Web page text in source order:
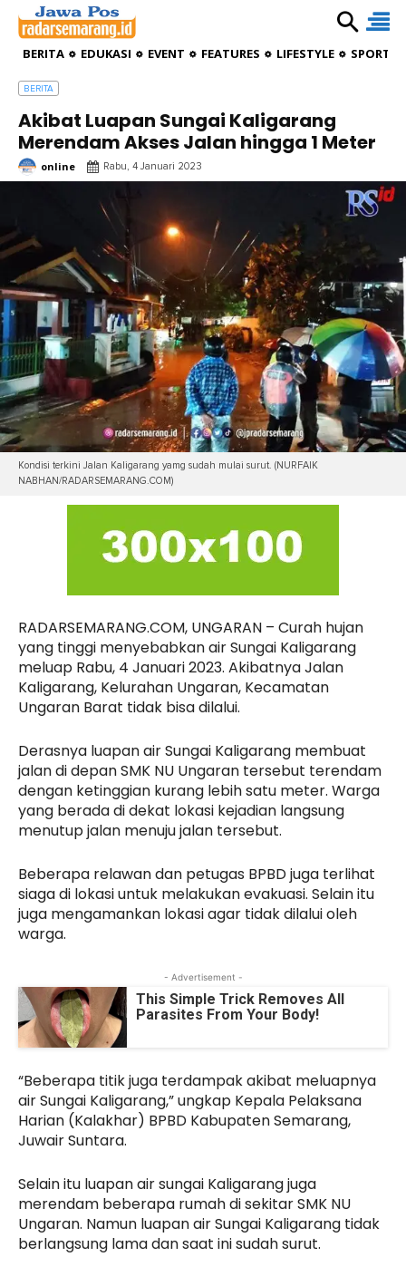
BERITA EDUKASI EVENT FEATURES LIFESTYLE
BERITA
Akibat Luapan Sungai Kaligarang
Merendam Akses Jalan hingga 1 Meter
online Rabu, 4 Januari 2023
Kondisi terkini Jalan Kaligarang yamg sudah mulai surut. (NURFAIK
NABHAN/RADARSEMARANG.COM)
RADARSEMARANG.COM, UNGARAN – Curah hujan
yang tinggi menyebabkan air Sungai Kaligarang
meluap Rabu, 4 Januari 2023. Akibatnya Jalan
Kaligarang, Kelurahan Ungaran, Kecamatan
Ungaran Barat tidak bisa dilalui.
Derasnya luapan air Sungai Kaligarang membuat
jalan di depan SMK NU Ungaran tersebut terendam
dengan ketinggian kurang lebih satu meter. Warga
yang berada di dekat lokasi kejadian langsung
menutup jalan menuju jalan tersebut.
Beberapa relawan dan petugas BPBD juga terlihat
siaga di lokasi untuk melakukan evakuasi. Selain itu
juga mengamankan lokasi agar tidak dilalui oleh
warga.
- Advertisement -
This Simple Trick Removes All
Parasites From Your Body!
“Beberapa titik juga terdampak akibat meluapnya
air Sungai Kaligarang,” ungkap Kepala Pelaksana
Harian (Kalakhar) BPBD Kabupaten Semarang,
Juwair Suntara.
Selain itu luapan air sungai Kaligarang juga
merendam beberapa rumah di sekitar SMK NU
Ungaran. Namun luapan air Sungai Kaligarang tidak
berlangsung lama dan saat ini sudah surut.